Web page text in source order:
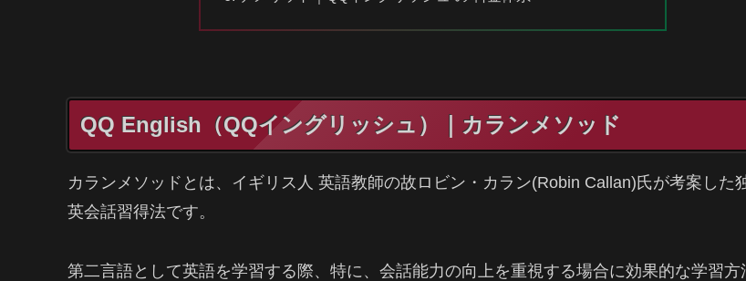
QQ English（QQイングリッシュ）｜カランメソッド
カランメソッドとは、イギリス人 英語教師の故ロビン・カラン(Robin Callan)氏が考案した
英会話習得法です。
第二言語として英語を学習する際、特に、会話能力の向上を重視する場合に効果的な学習方